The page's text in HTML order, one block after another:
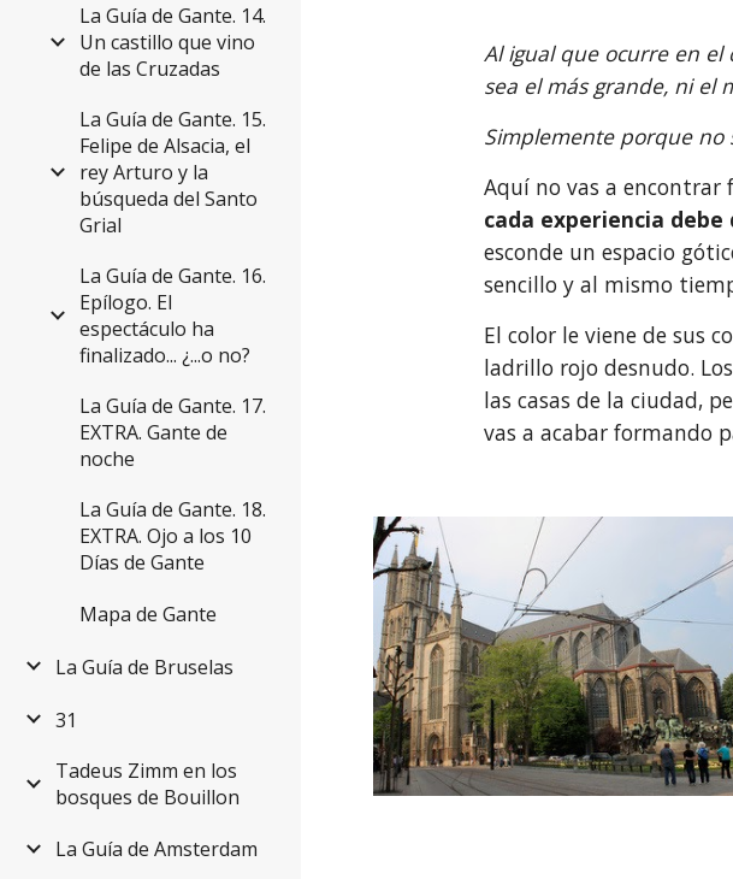
La Guía de Gante. 14.
Un castillo que vino
de las Cruzadas
La Guía de Gante. 15.
Felipe de Alsacia, el
rey Arturo y la
búsqueda del Santo
Grial
La Guía de Gante. 16.
Epílogo. El
espectáculo ha
finalizado... ¿...o no?
La Guía de Gante. 17.
EXTRA. Gante de
noche
La Guía de Gante. 18.
EXTRA. Ojo a los 10
Días de Gante
Mapa de Gante
La Guía de Bruselas
31
Tadeus Zimm en los
bosques de Bouillon
La Guía de Amsterdam
Al igual que ocurre en
sea el más grande, ni el
Simplemente porque no
cada experiencia debe
esconde un espacio
sencillo y al mismo
El color le viene de sus
ladrillo rojo desnudo.
las casas de la ciudad,
vas a acabar formando